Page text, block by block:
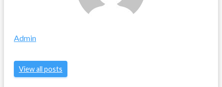
Admin
View all posts